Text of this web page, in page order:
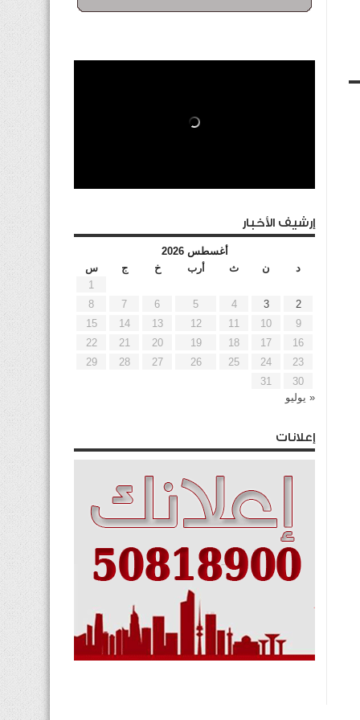
إرشيف الأخبار
أغسطس 2026
د
ن ث أرب خ ج
س
1
2
3
4
5
6
7
8
9
10
11
12
13
14
15
16
17
18
19
20
21
22
23
24
25
26
27
28
29
30
31
« يوليو
إعلانات